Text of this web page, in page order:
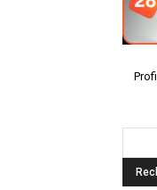
Profil